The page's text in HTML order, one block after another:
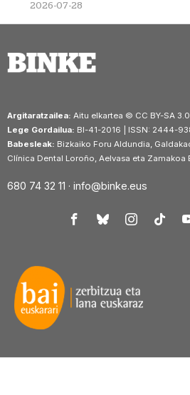
2026-07-28
Argitaratzailea: Aitu elkartea © CC BY-SA 3.0
Lege Gordailua: BI-41-2016 | ISSN: 2444-
Babesleak: Bizkaiko Foru Aldundia,
Clínica Dental Loroño, Aelvasa eta Zamakoa
680 74 32 11 · info@binke.eus